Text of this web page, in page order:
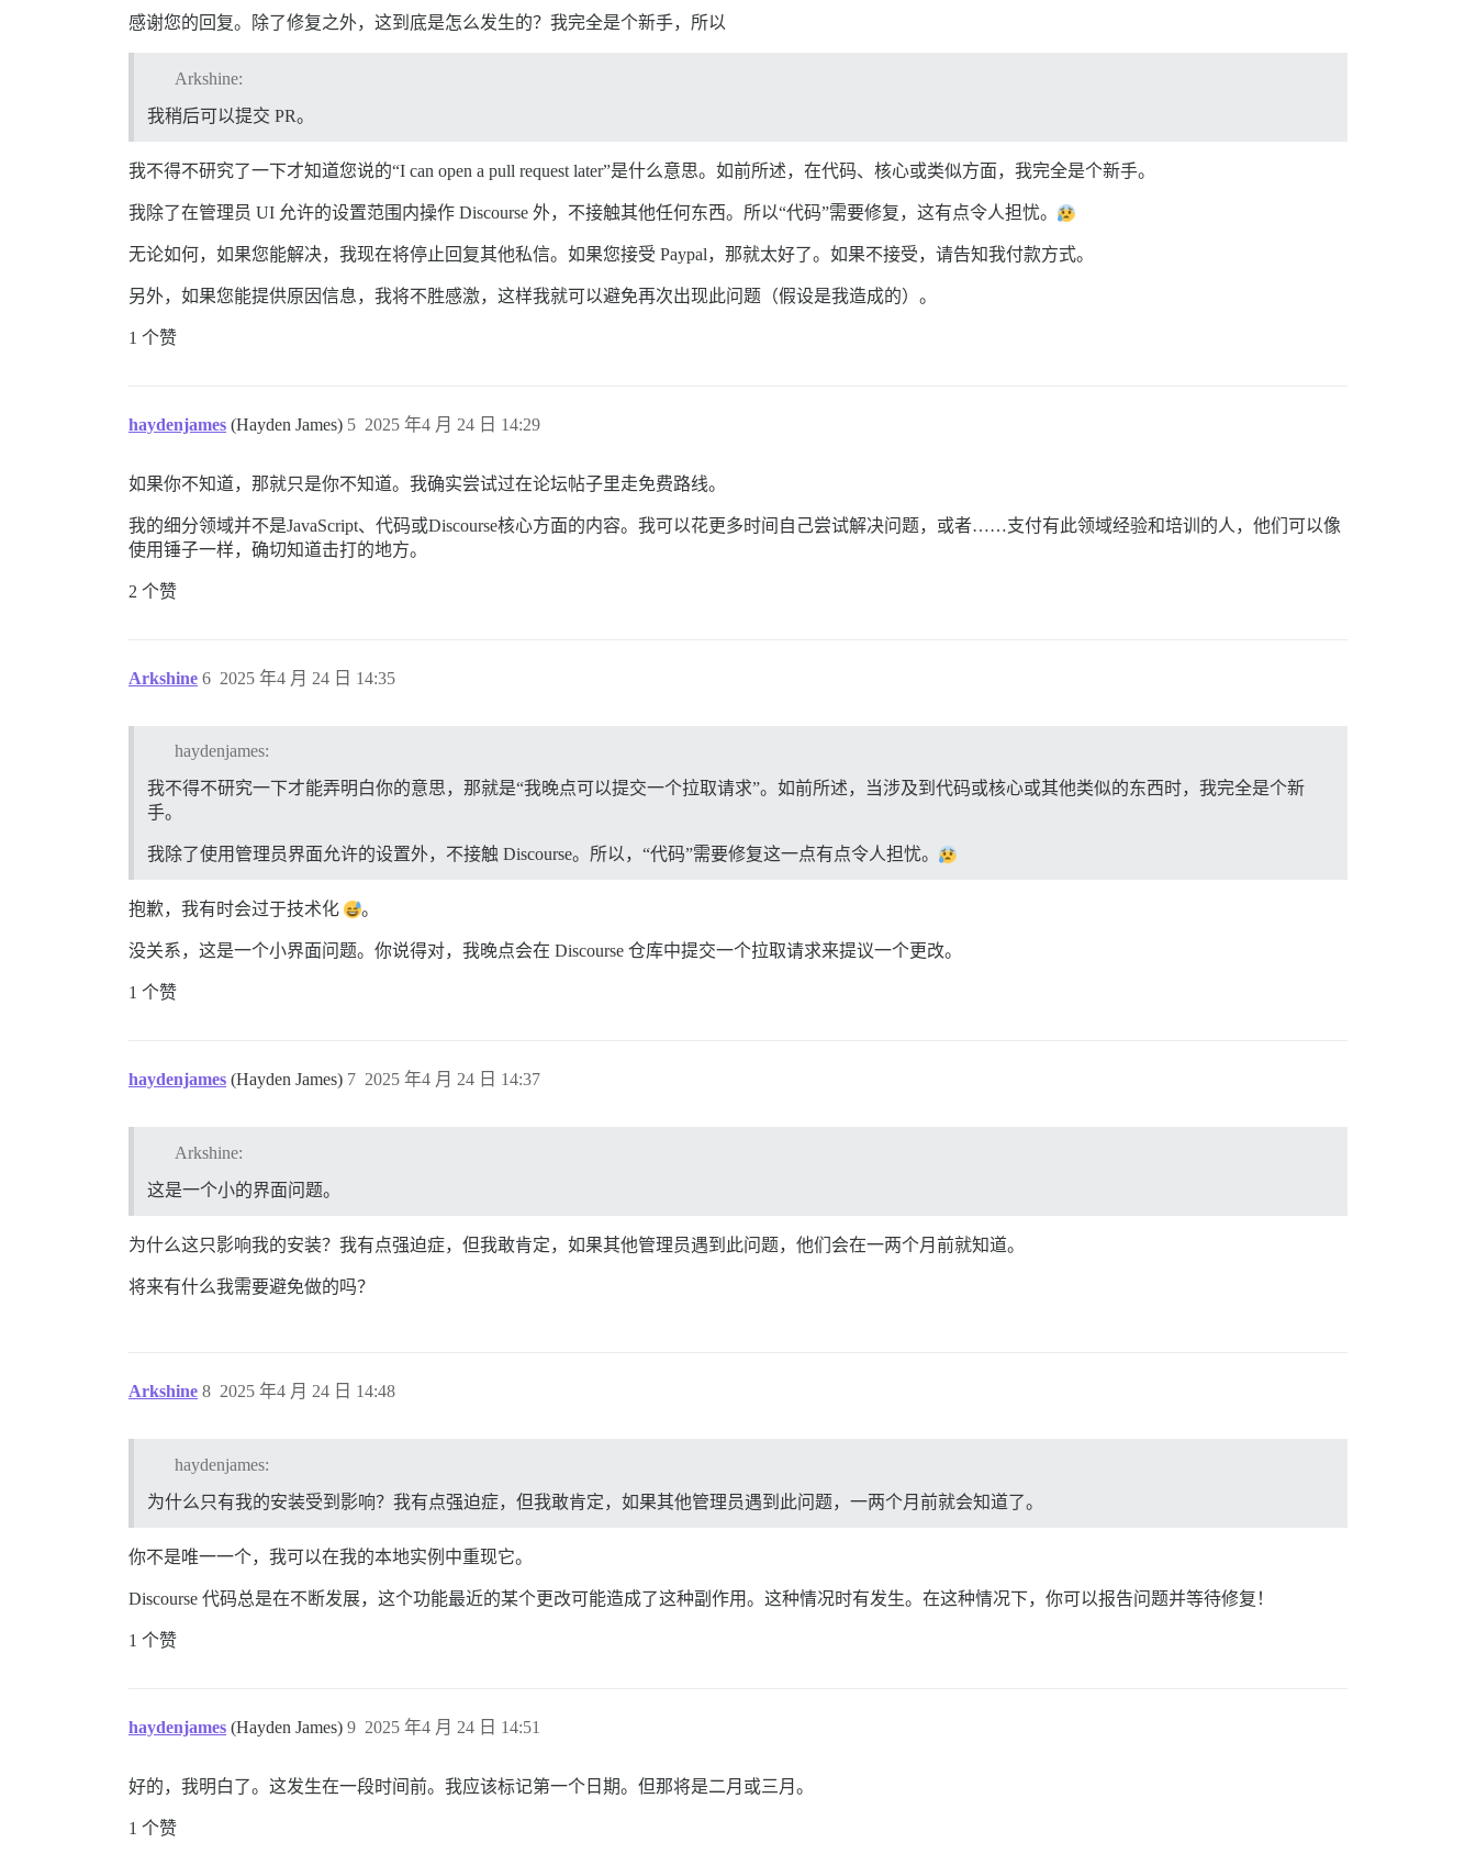
感谢您的回复。除了修复之外，这到底是怎么发生的？我完全是个新手，所以
Arkshine:
我稍后可以提交 PR。
我不得不研究了一下才知道您说的“I can open a pull request later”是什么意思。如前所述，在代码、核心或类似方面，我完全是个新手。
我除了在管理员 UI 允许的设置范围内操作 Discourse 外，不接触其他任何东西。所以“代码”需要修复，这有点令人担忧。
无论如何，如果您能解决，我现在将停止回复其他私信。如果您接受 Paypal，那就太好了。如果不接受，请告知我付款方式。
另外，如果您能提供原因信息，我将不胜感激，这样我就可以避免再次出现此问题（假设是我造成的）。
1 个赞
haydenjames (Hayden James) 2025 年4 月 24 日 14:29
5
如果你不知道，那就只是你不知道。我确实尝试过在论坛帖子里走免费路线。
我的细分领域并不是JavaScript、代码或Discourse核心方面的内容。我可以花更多时间自己尝试解决问题，或者……支付有此领域经验和培训的人，他们可以像
使用锤子一样，确切知道击打的地方。
2 个赞
Arkshine 2025 年4 月 24 日 14:35
6
haydenjames:
我不得不研究一下才能弄明白你的意思，那就是“我晚点可以提交一个拉取请求”。如前所述，当涉及到代码或核心或其他类似的东西时，我完全是个新
手。
我除了使用管理员界面允许的设置外，不接触 Discourse。所以，“代码”需要修复这一点有点令人担忧。
抱歉，我有时会过于技术化 。
没关系，这是一个小界面问题。你说得对，我晚点会在 Discourse 仓库中提交一个拉取请求来提议一个更改。
1 个赞
haydenjames (Hayden James) 2025 年4 月 24 日 14:37
7
Arkshine:
这是一个小的界面问题。
为什么这只影响我的安装？我有点强迫症，但我敢肯定，如果其他管理员遇到此问题，他们会在一两个月前就知道。
将来有什么我需要避免做的吗？
Arkshine 2025 年4 月 24 日 14:48
8
haydenjames:
为什么只有我的安装受到影响？我有点强迫症，但我敢肯定，如果其他管理员遇到此问题，一两个月前就会知道了。
你不是唯一一个，我可以在我的本地实例中重现它。
Discourse 代码总是在不断发展，这个功能最近的某个更改可能造成了这种副作用。这种情况时有发生。在这种情况下，你可以报告问题并等待修复！
1 个赞
haydenjames (Hayden James) 2025 年4 月 24 日 14:51
9
好的，我明白了。这发生在一段时间前。我应该标记第一个日期。但那将是二月或三月。
1 个赞